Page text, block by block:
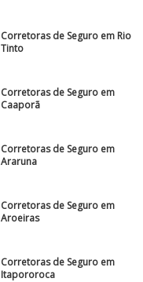
Corretoras de Seguro em Rio
Tinto
Corretoras de Seguro em
Caaporã
Corretoras de Seguro em
Araruna
Corretoras de Seguro em
Aroeiras
Corretoras de Seguro em
Itapororoca